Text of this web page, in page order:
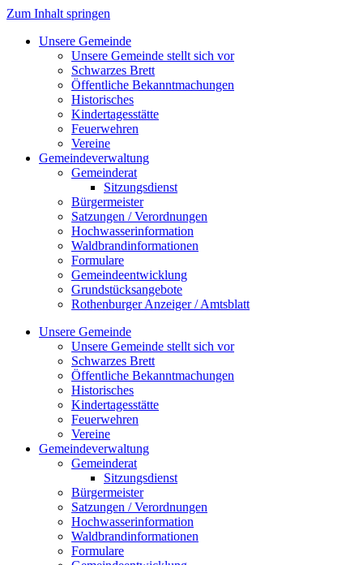
Zum Inhalt springen
Unsere Gemeinde
Unsere Gemeinde stellt sich vor
Schwarzes Brett
Öffentliche Bekanntmachungen
Historisches
Kindertagesstätte
Feuerwehren
Vereine
Gemeindeverwaltung
Gemeinderat
Sitzungsdienst
Bürgermeister
Satzungen / Verordnungen
Hochwasserinformation
Waldbrandinformationen
Formulare
Gemeindeentwicklung
Grundstücksangebote
Rothenburger Anzeiger / Amtsblatt
Unsere Gemeinde
Unsere Gemeinde stellt sich vor
Schwarzes Brett
Öffentliche Bekanntmachungen
Historisches
Kindertagesstätte
Feuerwehren
Vereine
Gemeindeverwaltung
Gemeinderat
Sitzungsdienst
Bürgermeister
Satzungen / Verordnungen
Hochwasserinformation
Waldbrandinformationen
Formulare